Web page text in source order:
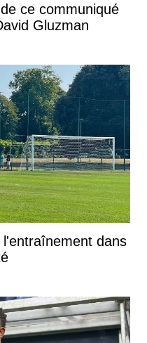
ce communiqué
Gluzman
dans